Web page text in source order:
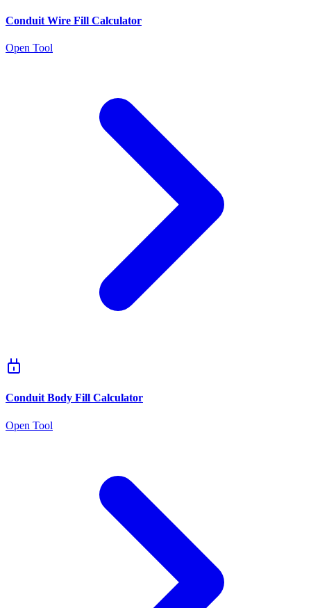
Conduit Wire Fill Calculator
Open Tool
Conduit Body Fill Calculator
Open Tool